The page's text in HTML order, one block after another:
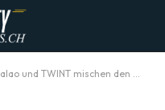
alao und TWINT mischen den Mobilfunkmarkt auf